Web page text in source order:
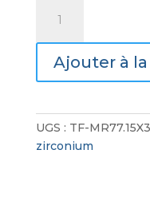
Manchon
zirconium
Ajouter à
UGS : TF-
zirconium